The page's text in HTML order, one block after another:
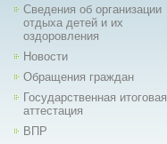
Сведения об организации
отдыха детей и их
оздоровления
Новости
Обращения граждан
Государственная итоговая
аттестация
ВПР